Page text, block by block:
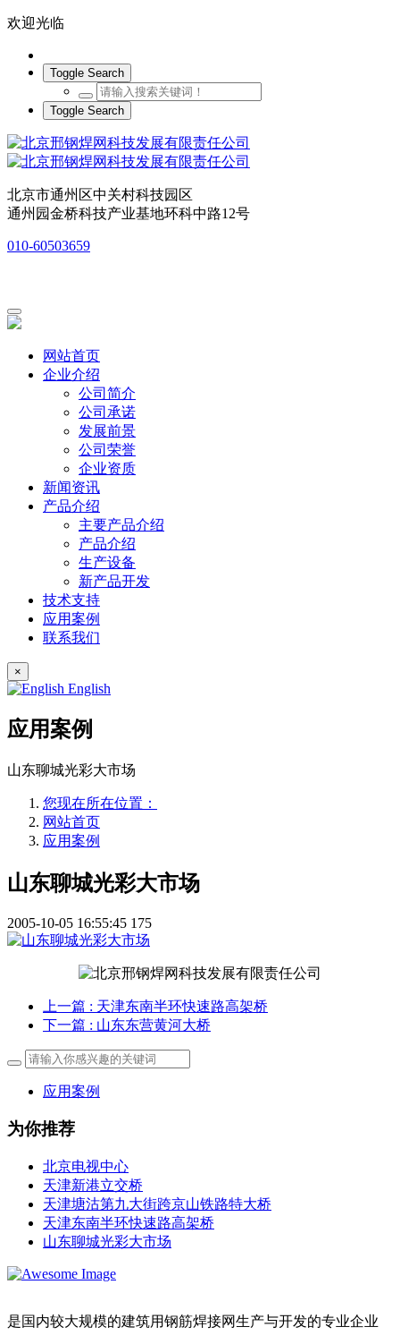
欢迎光临
Toggle Search
Toggle Search
北京市通州区中关村科技园区
通州园金桥科技产业基地环科中路12号
010-60503659
网站首页
企业介绍
公司简介
公司承诺
发展前景
公司荣誉
企业资质
新闻资讯
产品介绍
主要产品介绍
产品介绍
生产设备
新产品开发
技术支持
应用案例
联系我们
×
English
应用案例
山东聊城光彩大市场
您现在所在位置：
网站首页
应用案例
山东聊城光彩大市场
2005-10-05 16:55:45 175
上一篇 : 天津东南半环快速路高架桥
下一篇 : 山东东营黄河大桥
应用案例
为你推荐
北京电视中心
天津新港立交桥
天津塘沽第九大街跨京山铁路特大桥
天津东南半环快速路高架桥
山东聊城光彩大市场
是国内较大规模的建筑用钢筋焊接网生产与开发的专业企业